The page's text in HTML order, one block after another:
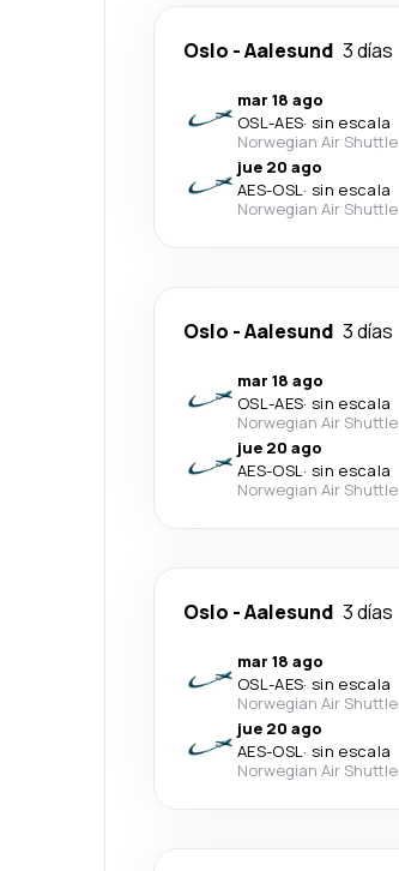
Oslo -Aalesund 3 días
mar 18 ago
OSL-AES· sin escala
Norwegian Air Shuttle
jue 20 ago
AES-OSL· sin escala
Norwegian Air Shuttle
Oslo -Aalesund 3 días
mar 18 ago
OSL-AES· sin escala
Norwegian Air Shuttle
jue 20 ago
AES-OSL· sin escala
Norwegian Air Shuttle
Oslo -Aalesund 3 días
mar 18 ago
OSL-AES· sin escala
Norwegian Air Shuttle
jue 20 ago
AES-OSL· sin escala
Norwegian Air Shuttle